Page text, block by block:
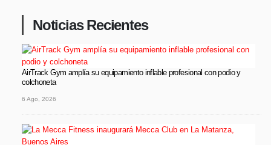
Noticias Recientes
AirTrack Gym amplía su equipamiento inflable profesional con podio y
colchoneta
6 Ago, 2026